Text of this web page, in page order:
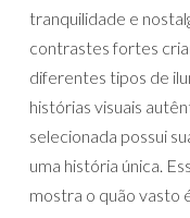
tranquilidade e
contrastes fortes
diferentes tipos de
histórias visuais
selecionada possui
uma história única.
mostra o quão vasto